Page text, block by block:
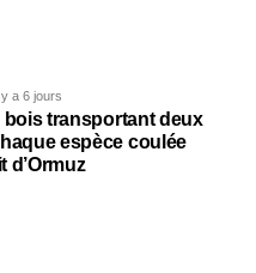
y a 6 jours
bois transportant deux
espèce coulée
d’Ormuz